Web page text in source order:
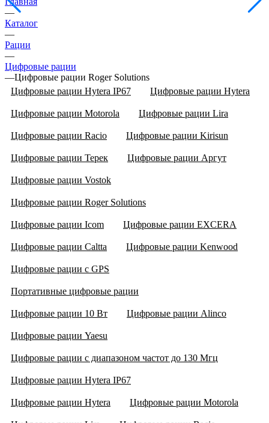
—
Каталог
—
Рации
—
Цифровые рации
—Цифровые рации Roger Solutions
Цифровые рации Hytera IP67
Цифровые рации Hytera
Цифровые рации Motorola Цифровые рации Lira
Цифровые рации Racio Цифровые рации Kirisun
Цифровые рации Терек Цифровые рации Аргут
Цифровые рации Vostok
Цифровые рации Roger Solutions
Цифровые рации Icom Цифровые рации EXCERA
Цифровые рации Caltta Цифровые рации Kenwood
Цифровые рации с GPS
Портативные цифровые рации
Цифровые рации 10 Вт Цифровые рации Alinco
Цифровые рации Yaesu
Цифровые рации с диапазоном частот до 130 Мгц
Цифровые рации Hytera IP67
Цифровые рации Hytera Цифровые рации Motorola